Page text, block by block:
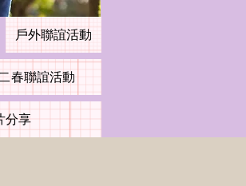
戶外聯誼活動
春聯誼活動
分享